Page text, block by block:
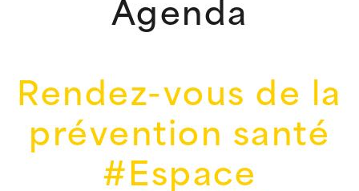
Agenda
Rendez-vous de la
prévention santé
#Espace